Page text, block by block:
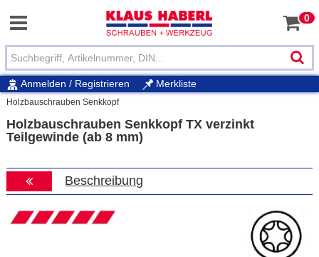
0
Anmelden / Registrieren Merkliste
Holzbauschrauben Senkkopf
Holzbauschrauben Senkkopf TX verzinkt
Teilgewinde (ab 8 mm)
Beschreibung